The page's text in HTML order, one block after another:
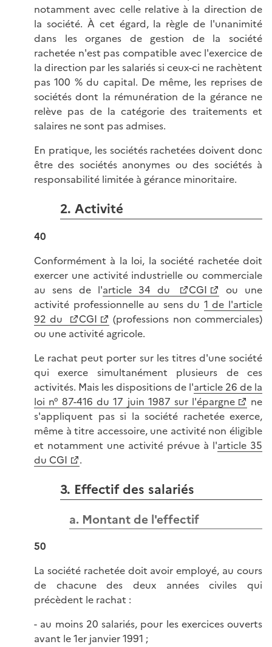
notamment avec celle relative à la direction de
la société. À cet égard, la règle de l'unanimité
dans les organes de gestion de la société
rachetée n'est pas compatible avec l'exercice de
la direction par les salariés si ceux-ci ne rachètent
pas 100 % du capital. De même, les reprises de
sociétés dont la rémunération de la gérance ne
relève pas de la catégorie des traitements et
salaires ne sont pas admises.
En pratique, les sociétés rachetées doivent donc
être des sociétés anonymes ou des sociétés à
responsabilité limitée à gérance minoritaire.
2. Activité
40
Conformément à la loi, la société rachetée doit
exercer une activité industrielle ou commerciale
au sens de l'article 34 du CGI
ou une
activité professionnelle au sens du 1 de l'article
92 du
CGI
(professions non commerciales)
ou une activité agricole.
Le rachat peut porter sur les titres d'une société
qui exerce simultanément plusieurs de ces
activités. Mais les dispositions de l'article 26 de la
loi n° 87-416 du 17 juin 1987 sur l'épargne
ne
s'appliquent pas si la société rachetée exerce,
même à titre accessoire, une activité non éligible
et notamment une activité prévue à l'article 35
du CGI
.
3. Effectif des salariés
a. Montant de l'effectif
50
La société rachetée doit avoir employé, au cours
de chacune des deux années civiles qui
précèdent le rachat :
- au moins 20 salariés, pour les exercices ouverts
avant le 1er janvier 1991 ;